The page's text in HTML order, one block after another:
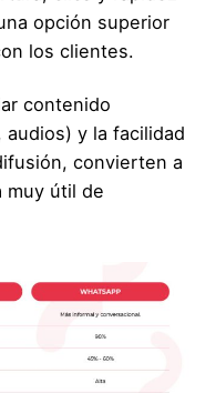
opción superior
los clientes.
contenido
y la facilidad
convierten a
muy útil de